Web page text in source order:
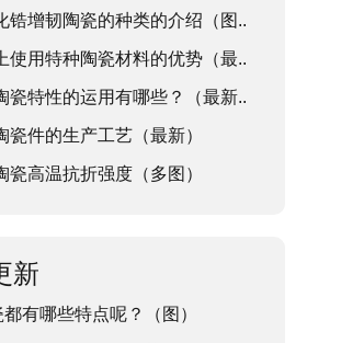
锆增韧陶瓷的种类的介绍（图..
使用特种陶瓷材料的优势（最..
瓷特性的运用有哪些？（最新..
瓷件的生产工艺（最新）
瓷高温抗折强度（多图）
新
有哪些特点呢？（图）